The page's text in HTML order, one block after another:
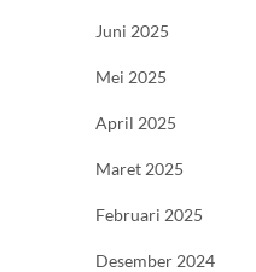
Juni 2025
Mei 2025
April 2025
Maret 2025
Februari 2025
Desember 2024